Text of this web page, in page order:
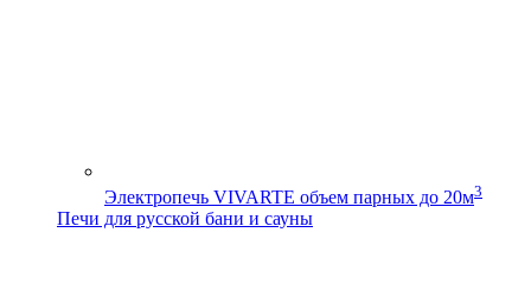
Электропечь VIVARTE объем парных до 20м3
Печи для русской бани и сауны